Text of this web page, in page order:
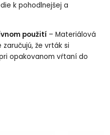
k pohodlnejšej a
použití – Materiálová
že vrták si
opakovanom vŕtaní do